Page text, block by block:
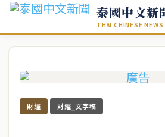
泰國中文新
THAI CHINESE NEWS
財經 財經_文字稿